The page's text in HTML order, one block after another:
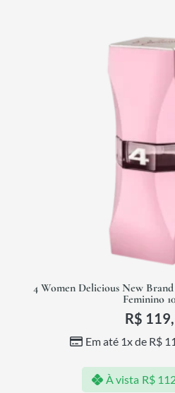
4 Women Delicious New
Feminino
R$
Em até 1x de R$
À vista R$